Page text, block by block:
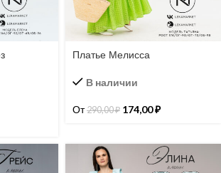
Платье Мелисса
В наличии
От290,00₽ 174,00₽